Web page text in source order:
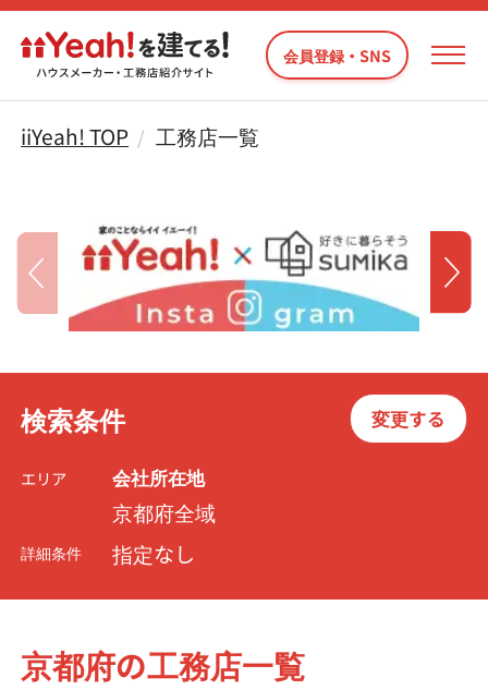
会員登録・SNS
iiYeah! TOP 工務店一覧
検索条件 変更する
エリア 会社所在地
京都府全域
詳細条件 指定なし
京都府の工務店一覧